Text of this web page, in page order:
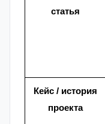
статья
Кейс / история
проекта